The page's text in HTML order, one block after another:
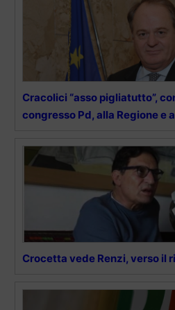
Cracolici “asso pigliatutto”,
congresso Pd, alla Regione e
Crocetta vede Renzi, verso il